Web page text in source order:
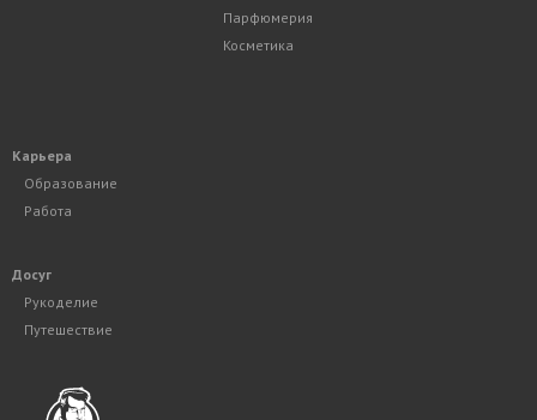
Парфюмерия
Косметика
Карьера
Образование
Работа
Досуг
Рукоделие
Путешествие